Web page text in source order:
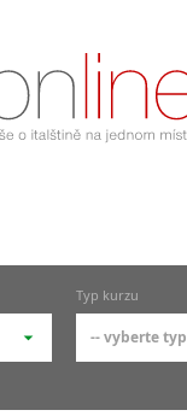
Typ kurzu
-- vyberte